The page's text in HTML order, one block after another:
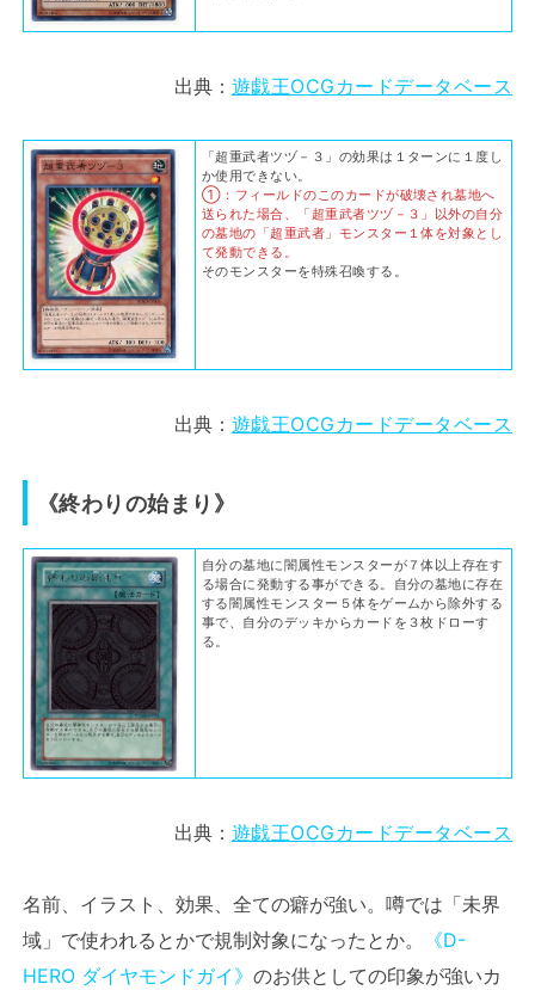
出典： 遊戯王OCGカードデータベース
「超重武者ツヅ－３」の効果は１ターンに１度し
か使用できない。
①：フィールドのこのカードが破壊され墓地へ
送られた場合、「超重武者ツヅ－３」以外の自分
の墓地の「超重武者」モンスター１体を対象とし
て発動できる。
そのモンスターを特殊召喚する。
出典： 遊戯王OCGカードデータベース
《終わりの始まり》
自分の墓地に闇属性モンスターが７体以上存在す
る場合に発動する事ができる。自分の墓地に存在
する闇属性モンスター５体をゲームから除外する
事で、自分のデッキからカードを３枚ドローす
る。
出典： 遊戯王OCGカードデータベース
名前、イラスト、効果、全ての癖が強い。噂では「未界
域」で使われるとかで規制対象になったとか。
《D-
HERO ダイヤモンドガイ》 のお供としての印象が強いカ